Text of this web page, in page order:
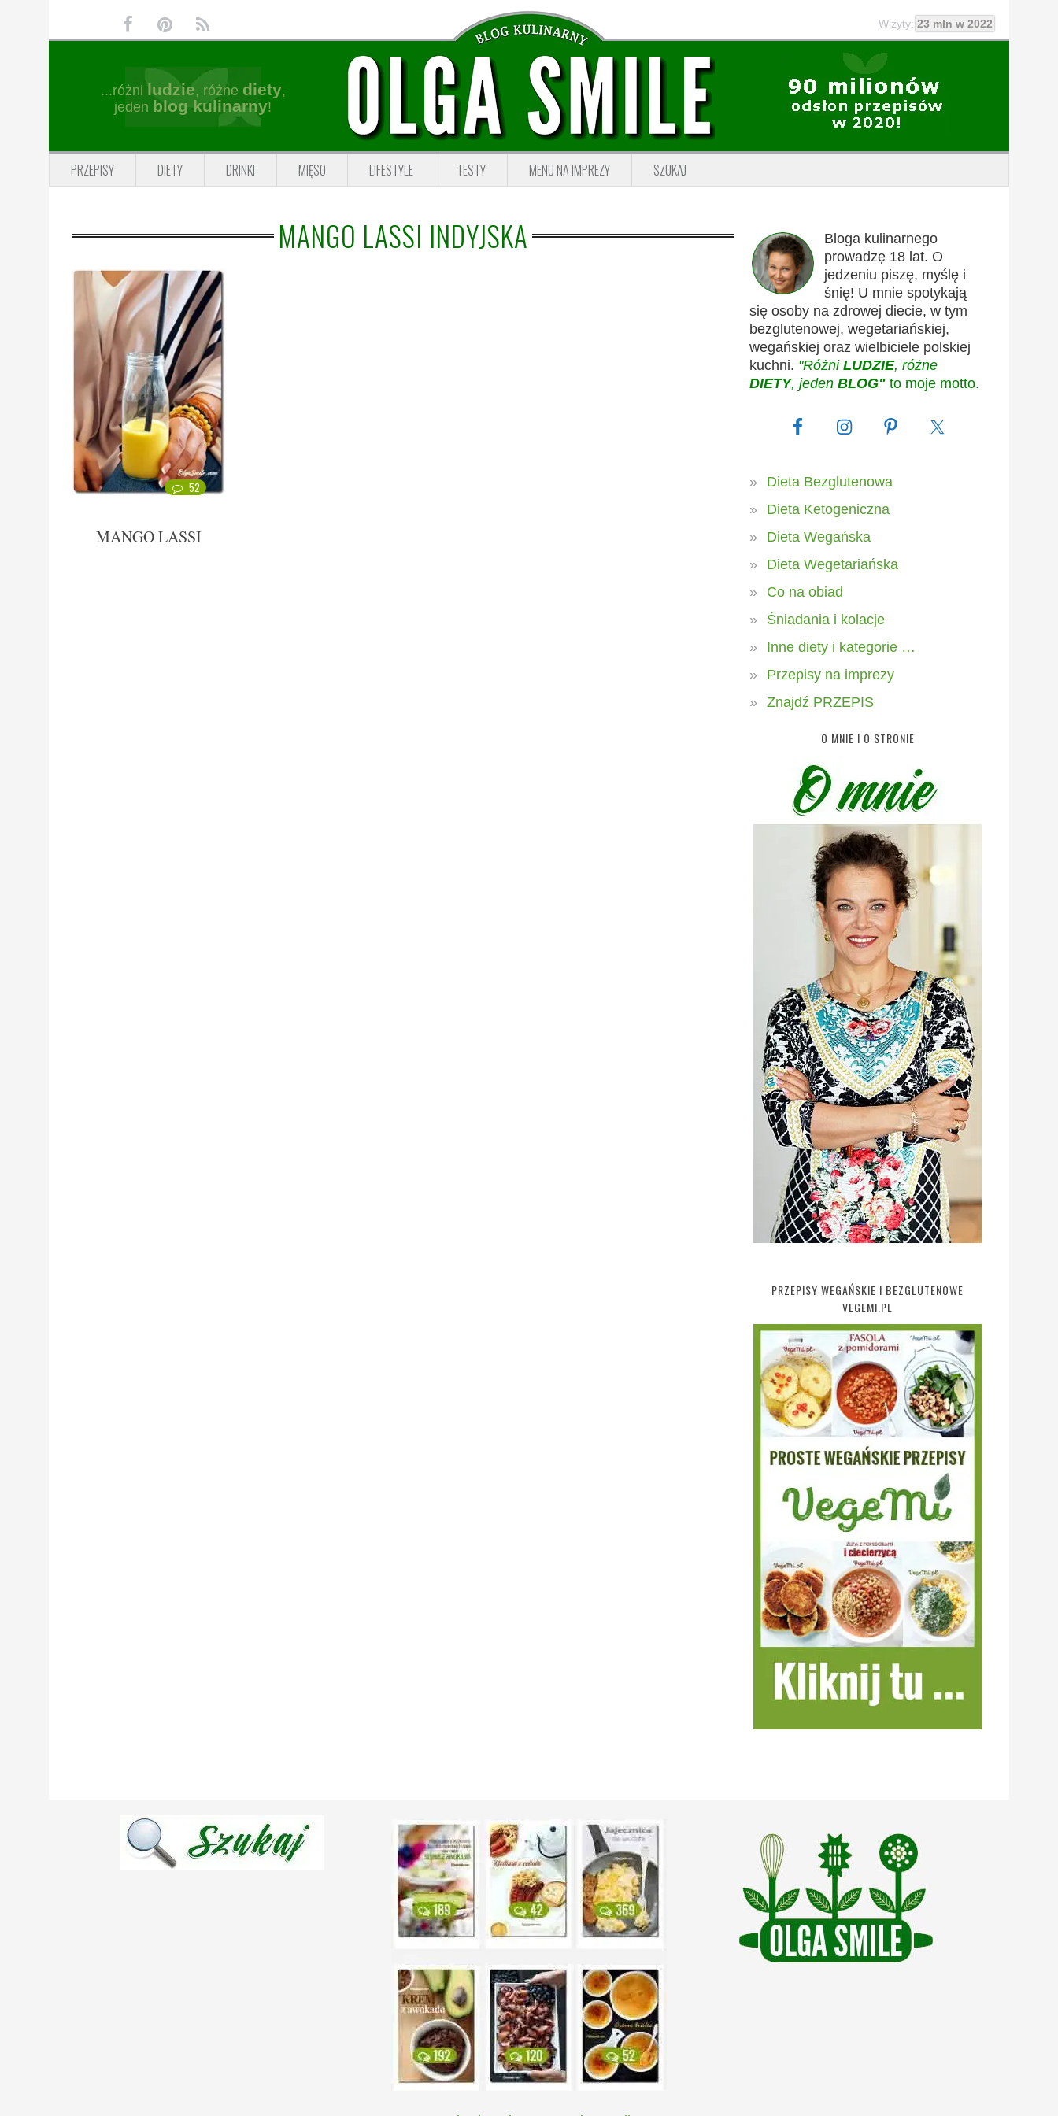
Wizyty: 23 mln w 2022
...różni ludzie, różne diety,
jeden blog kulinarny!
PRZEPISY DIETY DRINKI MIĘSO LIFESTYLE TESTY MENU NA IMPREZY SZUKAJ
MANGO LASSI INDYJSKA
52
MANGO LASSI
Bloga kulinarnego
prowadzę 18 lat. O
jedzeniu piszę, myślę i
śnię! U mnie spotykają
się osoby na zdrowej diecie, w tym
bezglutenowej, wegetariańskiej,
wegańskiej oraz wielbiciele polskiej
kuchni. "Różni LUDZIE, różne
DIETY, jeden BLOG" to moje motto.
Dieta Bezglutenowa
Dieta Ketogeniczna
Dieta Wegańska
Dieta Wegetariańska
Co na obiad
Śniadania i kolacje
Inne diety i kategorie …
Przepisy na imprezy
Znajdź PRZEPIS
O MNIE I O STRONIE
PRZEPISY WEGAŃSKIE I BEZGLUTENOWE
VEGEMI.PL